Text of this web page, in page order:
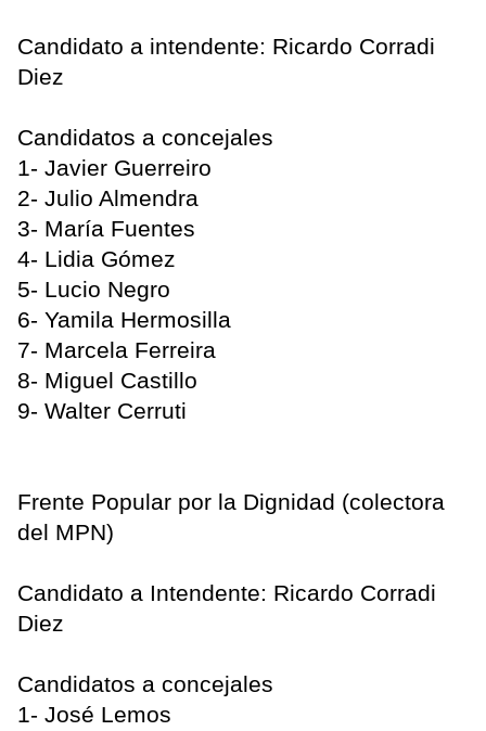
Candidato a intendente: Ricardo Corradi
Diez
Candidatos a concejales
1- Javier Guerreiro
2- Julio Almendra
3- María Fuentes
4- Lidia Gómez
5- Lucio Negro
6- Yamila Hermosilla
7- Marcela Ferreira
8- Miguel Castillo
9- Walter Cerruti
Frente Popular por la Dignidad (colectora
del MPN)
Candidato a Intendente: Ricardo Corradi
Diez
Candidatos a concejales
1- José Lemos